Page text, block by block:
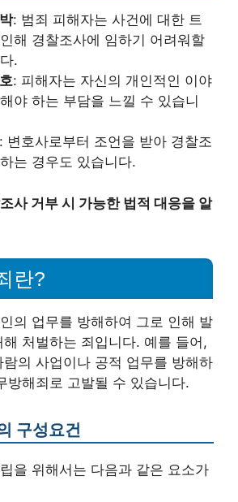
: 범죄 피해자는 사건에 대한 트
해 경찰조사에 임하기 어려워할
.
: 피해자는 자신의 개인적인 이야
야 하는 부담을 느낄 수 있습니
: 변호사로부터 조언을 받아 경찰조
는 경우도 있습니다.
사 거부 시 가능한 법적 대응을 알
란?
의 업무를 방해하여 그로 인해 발
처벌하는 죄입니다. 예를 들어,
의 사업이나 공적 업무를 방해하
방해죄로 고발될 수 있습니다.
구성요건
을 위해서는 다음과 같은 요소가